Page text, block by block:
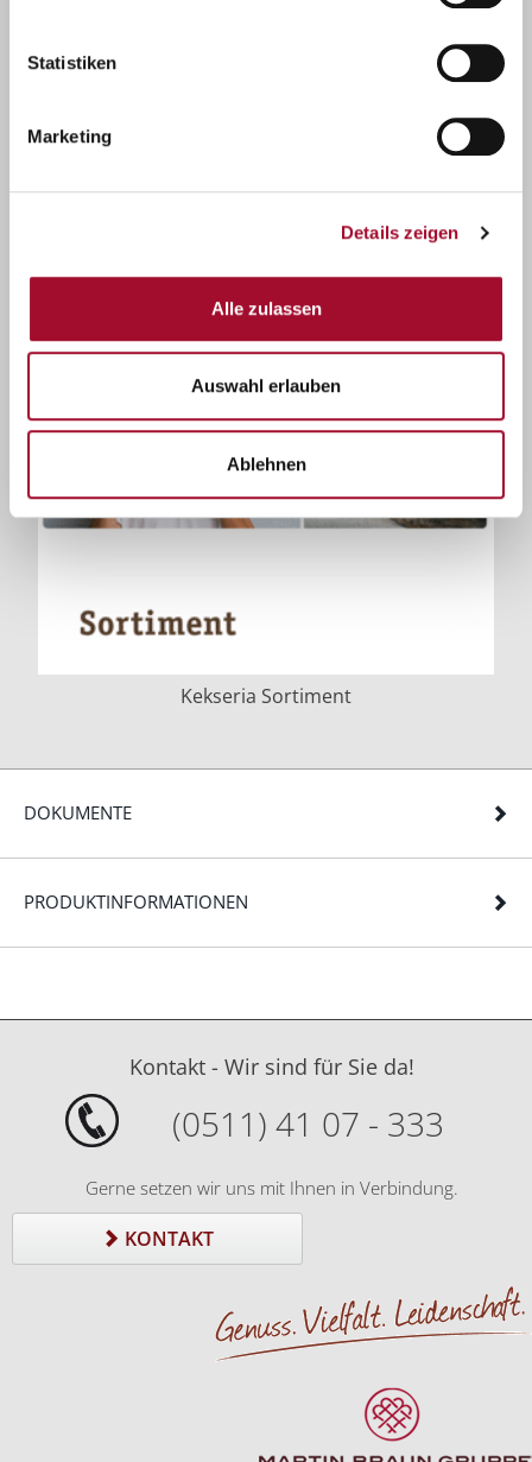
Statistiken
Marketing
Details zeigen
Alle zulassen
Auswahl erlauben
Ablehnen
Kekseria Sortiment
DOKUMENTE
PRODUKTINFORMATIONEN
Kontakt - Wir sind für Sie da!
(0511) 41 07 - 333
Gerne setzen wir uns mit Ihnen in Verbindung.
KONTAKT